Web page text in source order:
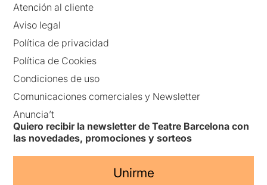
Atención al cliente
Aviso legal
Política de privacidad
Política de Cookies
Condiciones de uso
Comunicaciones comerciales y Newsletter
Anuncia’t
Quiero recibir la newsletter de Teatre Barcelona con
las novedades, promociones y sorteos
Unirme